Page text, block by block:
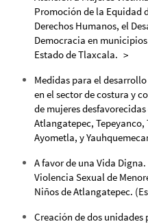
Promoción de la Equidad
Derechos Humanos, el
Democracia en
Estado de Tlaxcala.
Medidas para el
en el sector de costura y
de mujeres
Atlangatepec,
Ayometla, y
A favor de una Vida
Violencia Sexual de
Niños de Atlangatepec.
Creación de dos